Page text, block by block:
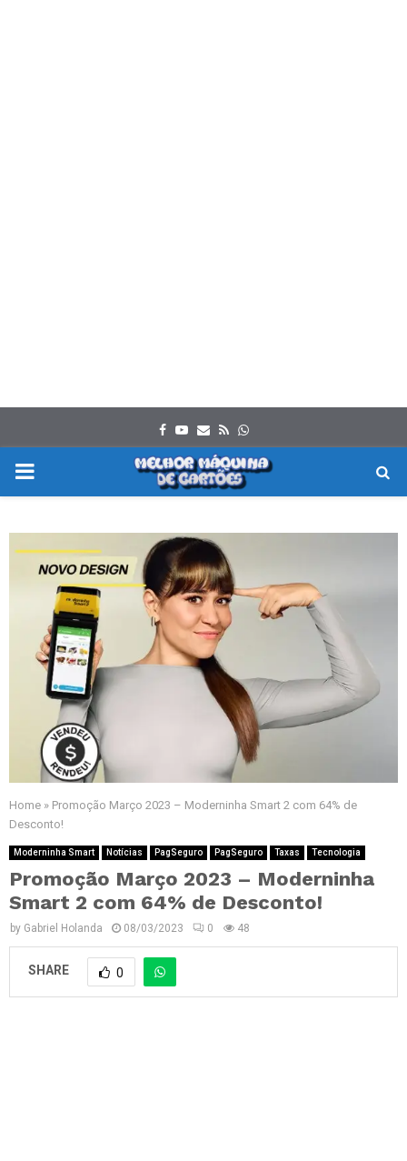
Facebook
Youtube
Email
RssWhatsapp
PRIMARY
Home » Promoção Março 2023 – Moderninha Smart 2 com 64% de
Desconto!
Moderninha Smart Notícias PagSeguro PagSeguro Taxas Tecnologia
Promoção Março 2023 – Moderninha
Smart 2 com 64% de Desconto!
by Gabriel Holanda 08/03/2023 0 48
SHARE 0